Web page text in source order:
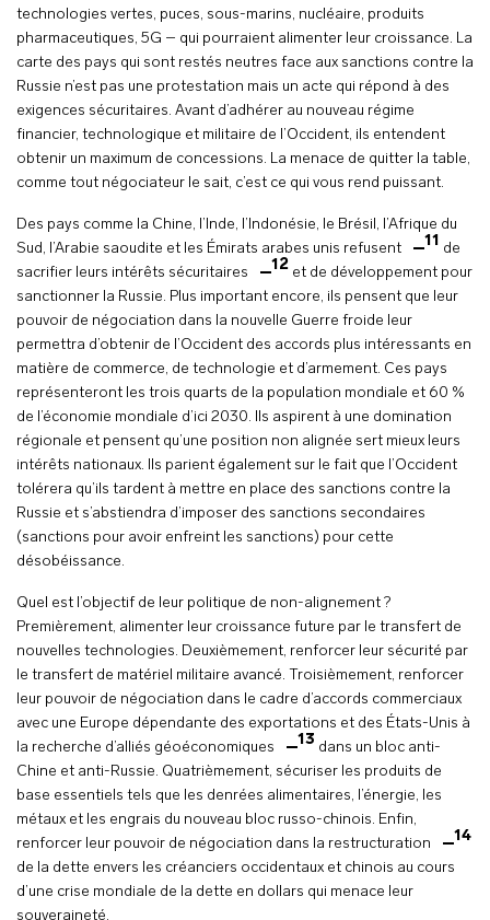
technologies vertes, puces, sous-marins, nucléaire, produits
pharmaceutiques, 5G – qui pourraient alimenter leur croissance. La
carte des pays qui sont restés neutres face aux sanctions contre la
Russie n’est pas une protestation mais un acte qui répond à des
exigences sécuritaires. Avant d’adhérer au nouveau régime
financier, technologique et militaire de l’Occident, ils entendent
obtenir un maximum de concessions. La menace de quitter la table,
comme tout négociateur le sait, c’est ce qui vous rend puissant.
Des pays comme la Chine, l’Inde, l’Indonésie, le Brésil, l’Afrique du
Sud, l’Arabie saoudite et les Émirats arabes unis refusent
11 de
sacrifier leurs intérêts sécuritaires
12 et de développement pour
sanctionner la Russie. Plus important encore, ils pensent que leur
pouvoir de négociation dans la nouvelle Guerre froide leur
permettra d’obtenir de l’Occident des accords plus intéressants en
matière de commerce, de technologie et d’armement. Ces pays
représenteront les trois quarts de la population mondiale et 60 %
de l’économie mondiale d’ici 2030. Ils aspirent à une domination
régionale et pensent qu’une position non alignée sert mieux leurs
intérêts nationaux. Ils parient également sur le fait que l’Occident
tolérera qu’ils tardent à mettre en place des sanctions contre la
Russie et s’abstiendra d’imposer des sanctions secondaires
(sanctions pour avoir enfreint les sanctions) pour cette
désobéissance.
Quel est l’objectif de leur politique de non-alignement ?
Premièrement, alimenter leur croissance future par le transfert de
nouvelles technologies. Deuxièmement, renforcer leur sécurité par
le transfert de matériel militaire avancé. Troisièmement, renforcer
leur pouvoir de négociation dans le cadre d’accords commerciaux
avec une Europe dépendante des exportations et des États-Unis à
la recherche d’alliés géoéconomiques
13 dans un bloc anti-
Chine et anti-Russie. Quatrièmement, sécuriser les produits de
base essentiels tels que les denrées alimentaires, l’énergie, les
métaux et les engrais du nouveau bloc russo-chinois. Enfin,
renforcer leur pouvoir de négociation dans la restructuration
14
de la dette envers les créanciers occidentaux et chinois au cours
d’une crise mondiale de la dette en dollars qui menace leur
souveraineté.